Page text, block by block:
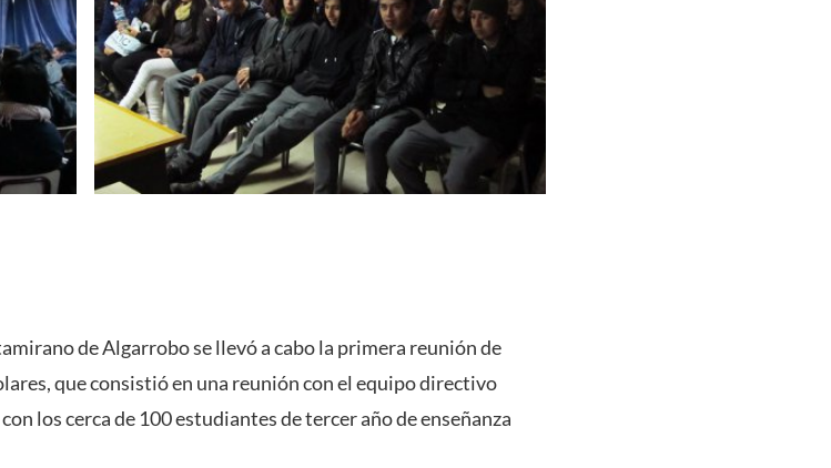
de Algarrobo se llevó a cabo la primera reunión de
que consistió en una reunión con el equipo directivo
los cerca de 100 estudiantes de tercer año de enseñanza